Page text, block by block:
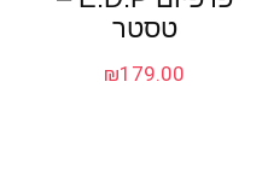
טסטר
₪179.00